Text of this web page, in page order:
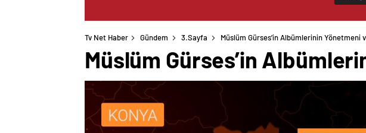
Tv Net Haber Gündem 3.Sayfa Müslüm Gürses’in Albümlerinin Yönetmeni
Müslüm Gürses’in